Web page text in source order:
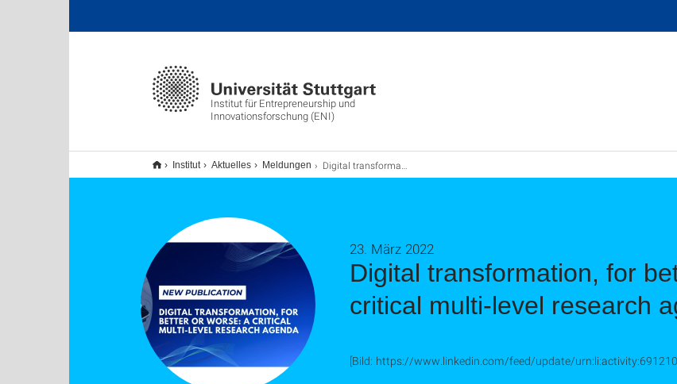
Institut für Entrepreneurship und
Innovationsforschung (ENI)
Institut Aktuelles Meldungen Digital transformation, for better or worse: a critical multi-level research agenda
Digital transformation, for
critical multi-level research
23. März 2022
[Bild: https://www.linkedin.com/feed/update/